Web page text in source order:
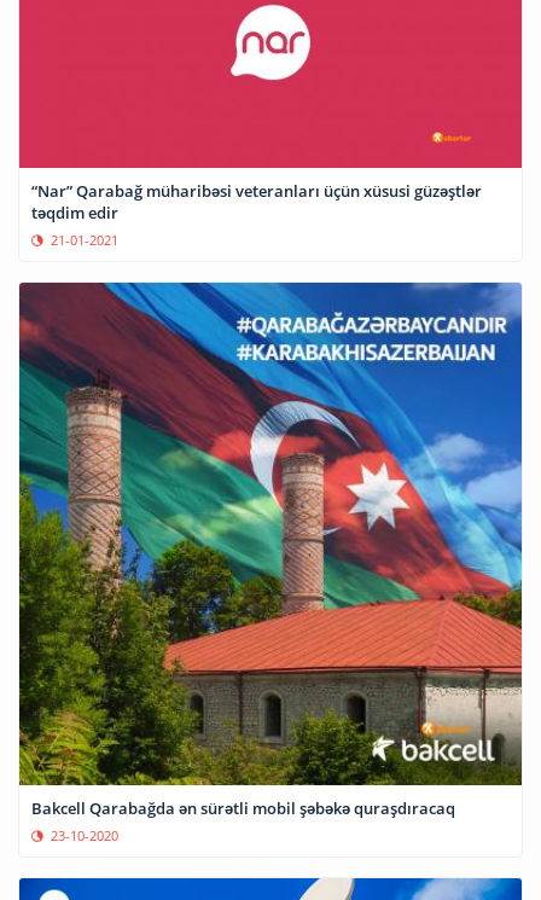
“Nar” Qarabağ müharibəsi veteranları üçün xüsusi güzəştlər
təqdim edir
21-01-2021
Bakcell Qarabağda ən sürətli mobil şəbəkə quraşdıracaq
23-10-2020